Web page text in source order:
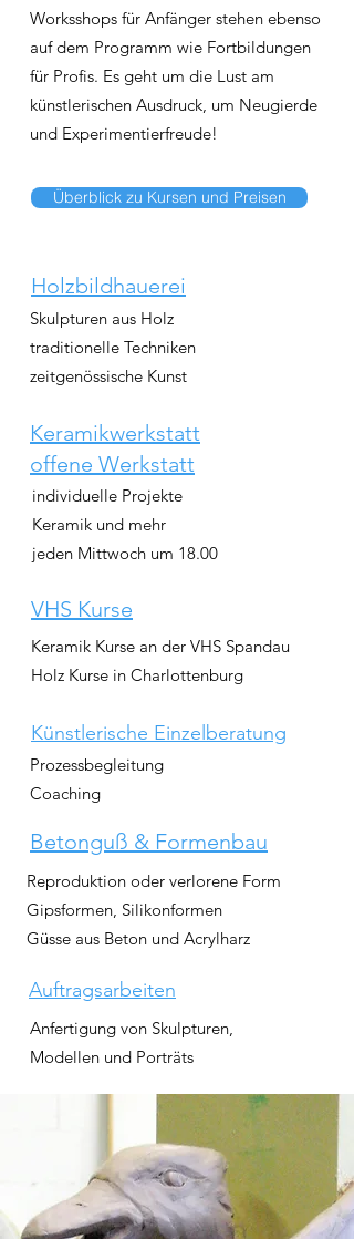
Worksshops für Anfänger stehen ebenso
auf dem Programm wie Fortbildungen
für Profis. Es geht um die Lust am
künstlerischen Ausdruck, um Neugierde
und Experimentierfreude!
Überblick zu Kursen und Preisen
Holzbildhauerei
Skulpturen aus Holz
traditionelle Techniken
zeitgenössische Kunst
Keramikwerkstatt
offene Werkstatt
individuelle Projekte
Keramik und mehr
jeden Mittwoch um 18.00
VHS Kurse
Keramik Kurse an der VHS Spandau
Holz Kurse in Charlottenburg
Künstlerische Einzelberatung
Prozessbegleitung
Coaching
Betonguß & Formenbau
Reproduktion oder verlorene Form
Gipsformen, Silikonformen
Güsse aus Beton und Acrylharz
Auftragsarbeiten
Anfertigung von Skulpturen,
Modellen und Porträts